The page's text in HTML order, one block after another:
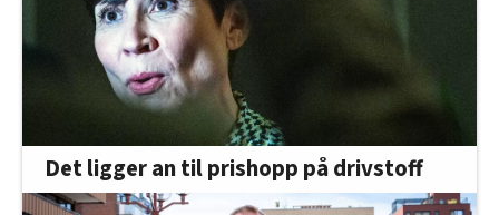
Det ligger an til prishopp på drivstoff